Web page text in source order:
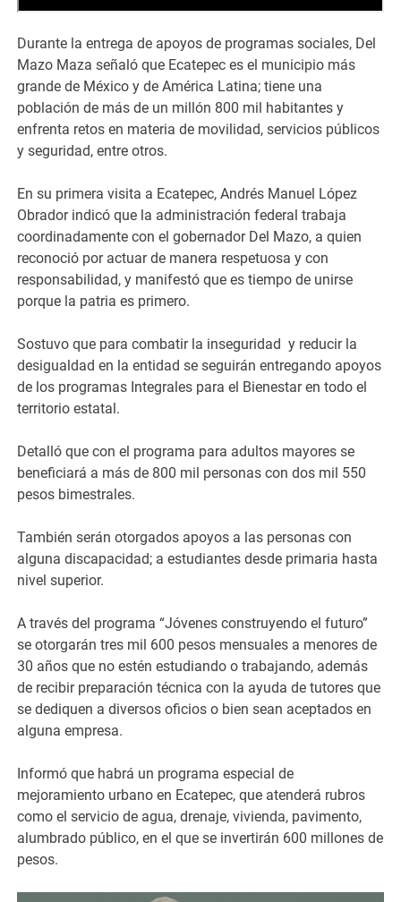
Durante la entrega de apoyos de programas sociales, Del
Mazo Maza señaló que Ecatepec es el municipio más
grande de México y de América Latina; tiene una
población de más de un millón 800 mil habitantes y
enfrenta retos en materia de movilidad, servicios públicos
y seguridad, entre otros.
En su primera visita a Ecatepec, Andrés Manuel López
Obrador indicó que la administración federal trabaja
coordinadamente con el gobernador Del Mazo, a quien
reconoció por actuar de manera respetuosa y con
responsabilidad, y manifestó que es tiempo de unirse
porque la patria es primero.
Sostuvo que para combatir la inseguridad y reducir la
desigualdad en la entidad se seguirán entregando apoyos
de los programas Integrales para el Bienestar en todo el
territorio estatal.
Detalló que con el programa para adultos mayores se
beneficiará a más de 800 mil personas con dos mil 550
pesos bimestrales.
También serán otorgados apoyos a las personas con
alguna discapacidad; a estudiantes desde primaria hasta
nivel superior.
A través del programa “Jóvenes construyendo el futuro”
se otorgarán tres mil 600 pesos mensuales a menores de
30 años que no estén estudiando o trabajando, además
de recibir preparación técnica con la ayuda de tutores que
se dediquen a diversos oficios o bien sean aceptados en
alguna empresa.
Informó que habrá un programa especial de
mejoramiento urbano en Ecatepec, que atenderá rubros
como el servicio de agua, drenaje, vivienda, pavimento,
alumbrado público, en el que se invertirán 600 millones de
pesos.